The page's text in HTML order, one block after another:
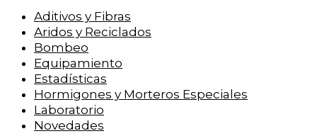
Aditivos y Fibras
Aridos y Reciclados
Bombeo
Equipamiento
Estadísticas
Hormigones y Morteros Especiales
Laboratorio
Novedades